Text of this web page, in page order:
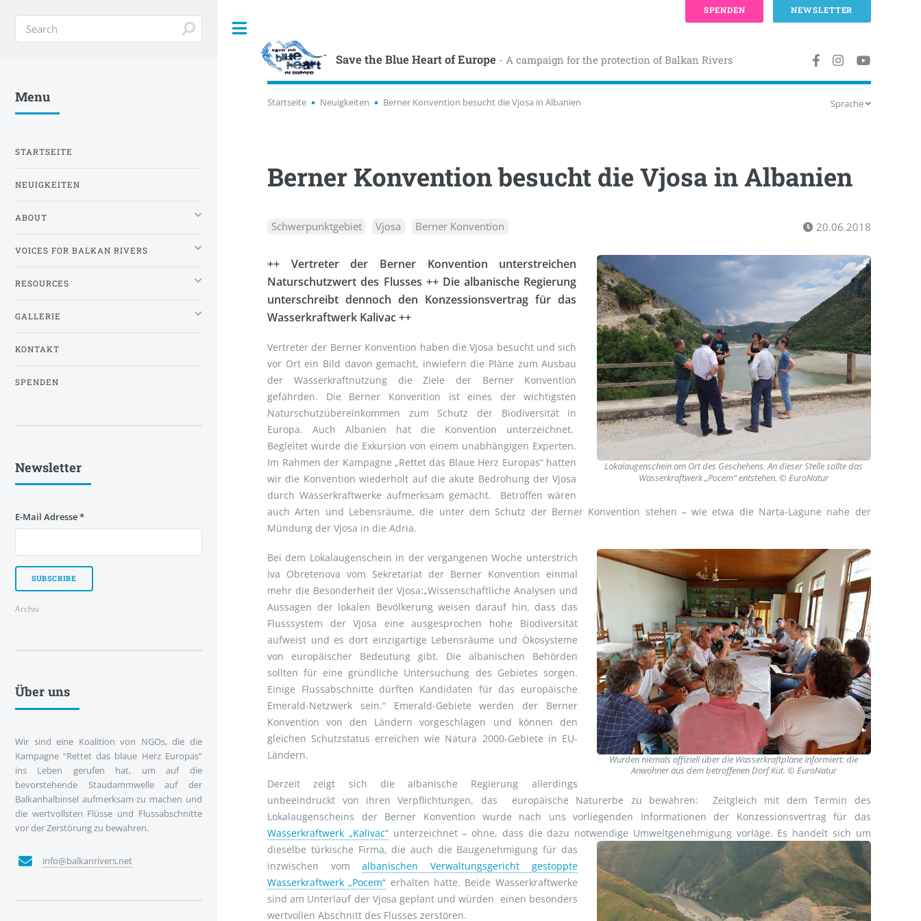
Save the Blue Heart of Europe - A campaign for the protection of Balkan Rivers
Startseite Neuigkeiten Berner Konvention besucht die Vjosa in Albanien Sprache
Berner Konvention besucht die Vjosa in Albanien
Schwerpunktgebiet Vjosa Berner Konvention 20.06.2018
Lokalaugenschein am Ort des Geschehens. An dieser Stelle sollte das
Wasserkraftwerk „Pocem“ entstehen. © EuroNatur
++ Vertreter der Berner Konvention unterstreichen
Naturschutzwert des Flusses ++ Die albanische Regierung
unterschreibt dennoch den Konzessionsvertrag für das
Wasserkraftwerk Kalivac ++
Vertreter der Berner Konvention haben die Vjosa besucht und sich
vor Ort ein Bild davon gemacht, inwiefern die Pläne zum Ausbau
der Wasserkraftnutzung die Ziele der Berner Konvention
gefährden. Die Berner Konvention ist eines der wichtigsten
Naturschutzübereinkommen zum Schutz der Biodiversität in
Europa. Auch Albanien hat die Konvention unterzeichnet.
Begleitet wurde die Exkursion von einem unabhängigen Experten.
Im Rahmen der Kampagne „Rettet das Blaue Herz Europas“ hatten
wir die Konvention wiederholt auf die akute Bedrohung der Vjosa
durch Wasserkraftwerke aufmerksam gemacht. Betroffen wären
auch Arten und Lebensräume, die unter dem Schutz der Berner Konvention stehen – wie etwa die Narta-Lagune nahe der
Mündung der Vjosa in die Adria.
Wurden niemals offiziell über die Wasserkraftpläne informiert: die
Anwohner aus dem betroffenen Dorf Kut. © EuroNatur
Bei dem Lokalaugenschein in der vergangenen Woche unterstrich
Iva Obretenova vom Sekretariat der Berner Konvention einmal
mehr die Besonderheit der Vjosa:„Wissenschaftliche Analysen und
Aussagen der lokalen Bevölkerung weisen darauf hin, dass das
Flusssystem der Vjosa eine ausgesprochen hohe Biodiversität
aufweist und es dort einzigartige Lebensräume und Ökosysteme
von europäischer Bedeutung gibt. Die albanischen Behörden
sollten für eine gründliche Untersuchung des Gebietes sorgen.
Einige Flussabschnitte dürften Kandidaten für das europäische
Emerald-Netzwerk sein.“ Emerald-Gebiete werden der Berner
Konvention von den Ländern vorgeschlagen und können den
gleichen Schutzstatus erreichen wie Natura 2000-Gebiete in EU-
Ländern.
Derzeit zeigt sich die albanische Regierung allerdings
unbeeindruckt von ihren Verpflichtungen, das europäische Naturerbe zu bewahren: Zeitgleich mit dem Termin des
Lokalaugenscheins der Berner Konvention wurde nach uns vorliegenden Informationen der Konzessionsvertrag für das
Wasserkraftwerk „Kalivac“unterzeichnet – ohne, dass die dazu notwendige Umweltgenehmigung vorläge. Es handelt sich um
dieselbe türkische Firma, die auch die Baugenehmigung für das
inzwischen vomalbanischen Verwaltungsgericht gestoppte
Wasserkraftwerk „Pocem“ erhalten hatte. Beide Wasserkraftwerke
sind am Unterlauf der Vjosa geplant und würden einen besonders
wertvollen Abschnitt des Flusses zerstören.
Menu
STARTSEITE
NEUIGKEITEN
ABOUT
VOICES FOR BALKAN RIVERS
RESOURCES
GALLERIE
KONTAKT
SPENDEN
Newsletter
E-Mail Adresse*
Archiv
Über uns
Wir sind eine Koalition von NGOs, die die
Kampagne “Rettet das blaue Herz Europas”
ins Leben gerufen hat, um auf die
bevorstehende Staudammwelle auf der
Balkanhalbinsel aufmerksam zu machen und
die wertvollsten Flüsse und Flussabschnitte
vor der Zerstörung zu bewahren.
info@balkanrivers.net
SPENDEN NEWSLETTER